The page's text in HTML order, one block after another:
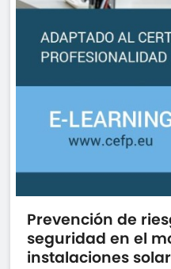
Prevención de
seguridad en el
instalaciones